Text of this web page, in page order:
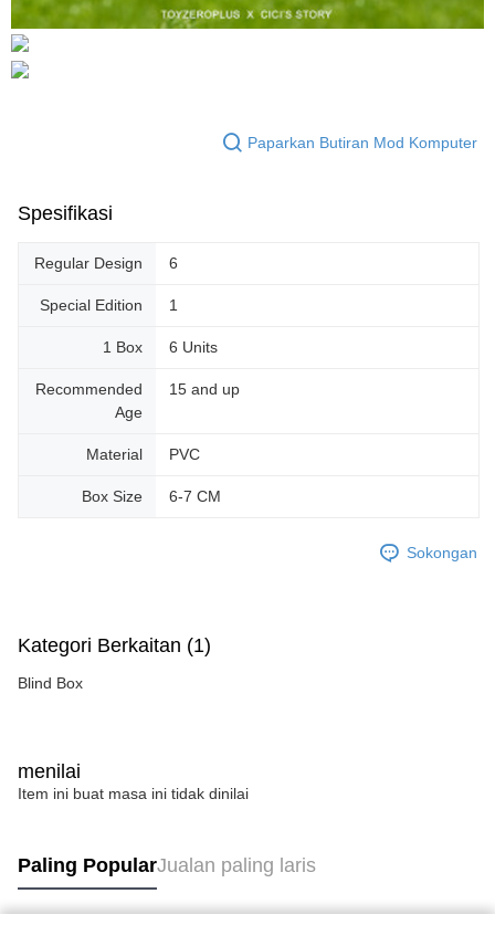
Paparkan Butiran Mod Komputer
Spesifikasi
Regular Design 6
Special Edition 1
1 Box 6 Units
Recommended
Age
15 and up
Material PVC
Box Size 6-7 CM
Sokongan
Kategori Berkaitan (1)
Blind Box
menilai
Item ini buat masa ini tidak dinilai
Paling PopularJualan paling laris